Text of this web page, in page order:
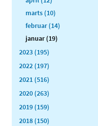
marts (10)
februar (14)
januar (19)
2023 (195)
2022 (197)
2021 (516)
2020 (263)
2019 (159)
2018 (150)